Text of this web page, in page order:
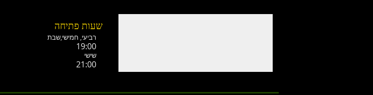
שעות פתיחה
רביעי, חמישי,שבת
19:00
שישי
21:00